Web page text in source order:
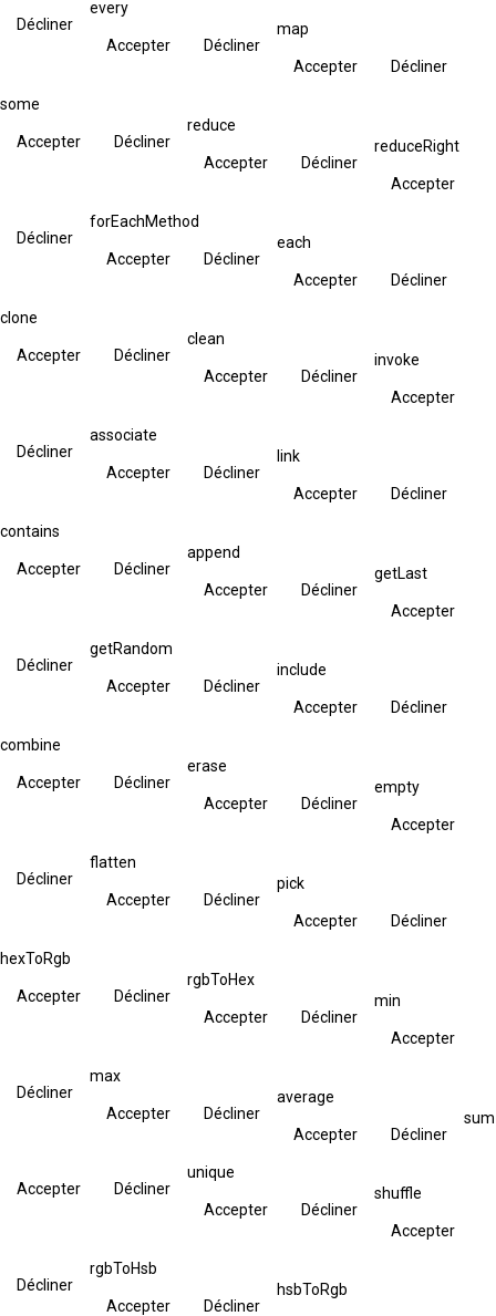
Décliner
every
Accepter Décliner
map
Accepter Décliner
some
Accepter Décliner
reduce
Accepter Décliner
reduceRight
Accepter
Décliner
forEachMethod
Accepter Décliner
each
Accepter Décliner
clone
Accepter Décliner
clean
Accepter Décliner
invoke
Accepter
Décliner
associate
Accepter Décliner
link
Accepter Décliner
contains
Accepter Décliner
append
Accepter Décliner
getLast
Accepter
Décliner
getRandom
Accepter Décliner
include
Accepter Décliner
combine
Accepter Décliner
erase
Accepter Décliner
empty
Accepter
Décliner
flatten
Accepter Décliner
pick
Accepter Décliner
hexToRgb
Accepter Décliner
rgbToHex
Accepter Décliner
min
Accepter
Décliner
max
Accepter Décliner
average
Accepter Décliner
sum
Accepter Décliner
unique
Accepter Décliner
shuffle
Accepter
Décliner
rgbToHsb
Accepter Décliner
hsbToRgb